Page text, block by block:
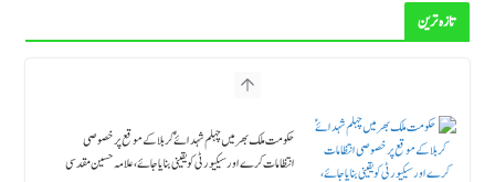
تازہ ترین
فتنہ الہندوستان و خوارج کے خلاف کامیابی کیلئے اہلِ قوم "دعائے اہل
الثغور” کی تلاوت کریں، سربراہ تحریکِ نفاذِ فقہِ جعفریہ علامہ آغا سید